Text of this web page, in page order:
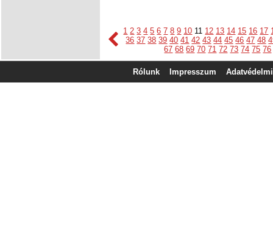
1 2 3 4 5 6 7 8 9 10 11 12 13 14 15 16 17
36 37 38 39 40 41 42 43 44 45 46 47 48
67 68 69 70 71 72 73 74 75 76
Rólunk Impresszum